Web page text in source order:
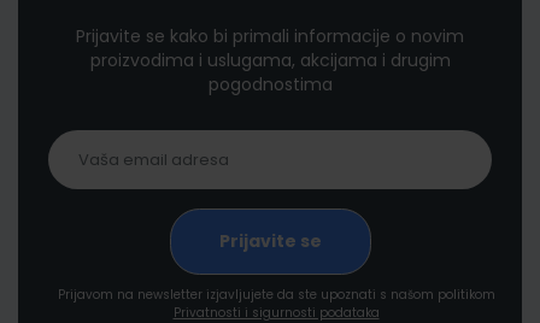
Prijavite se kako bi primali informacije o novim
proizvodima i uslugama, akcijama i drugim
pogodnostima
Prijavom na newsletter izjavljujete da ste upoznati s našom politikom
Privatnosti i sigurnosti podataka